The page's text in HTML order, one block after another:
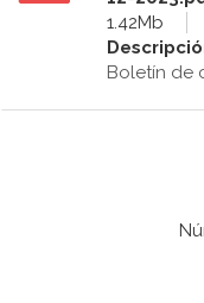
1.42Mb
Boletín de